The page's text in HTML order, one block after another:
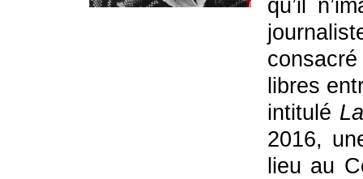
qu’il
libres
intitulé
2016,
lieu au